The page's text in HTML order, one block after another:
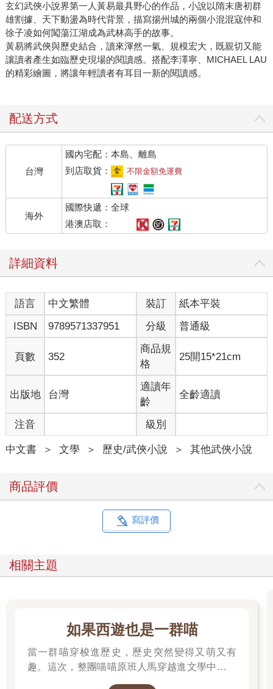
玄幻武俠小說界第一人黃易最具野心的作品，小說以隋末唐初群
雄割據、天下動盪為時代背景，描寫揚州城的兩個小混混寇仲和
徐子凌如何闖蕩江湖成為武林高手的故事。
黃易將武俠與歷史結合，讀來渾然一氣、規模宏大，既親切又能
讓讀者產生如臨歷史現場的閱讀感。搭配李澤寧、MICHAEL LAU
的精彩繪圖，將讓年輕讀者有耳目一新的閱讀感。
配送方式
台灣
國內宅配：本島、離島
到店取貨：
不限金額免運費
海外
國際快遞：全球
港澳店取：
詳細資料
語言 中文繁體 裝訂
紙本平裝
ISBN
9789571337951 分級 普通級
頁數 352
商品規
格
25開15*21cm
出版地 台灣
適讀年
齡
全齡適讀
注音 級別
中文書 ＞ 文學 ＞ 歷史/武俠小說 ＞ 其他武俠小說
商品評價
寫評價
相關主題
如果西遊也是一群喵
當一群喵穿梭進歷史，歷史突然變得又萌又有
趣。這次，整團喵喵原班人馬穿越進文學中，開